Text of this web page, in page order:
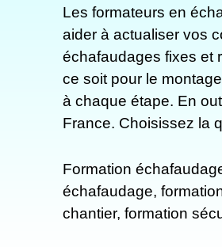
Les formateurs en
aider à actualiser vos
échafaudages fixes et
ce soit pour le
à chaque étape. En
France. Choisissez la
Formation
échafaudage,
chantier, formation